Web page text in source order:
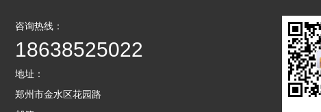
咨询热线：
18638525022
地址：
郑州市金水区花园路